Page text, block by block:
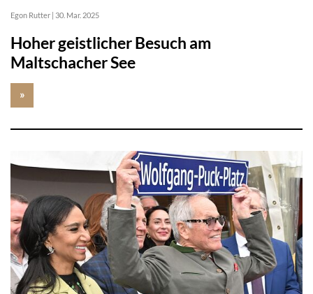
Egon Rutter | 30. Mar. 2025
Hoher geistlicher Besuch am
Maltschacher See
»